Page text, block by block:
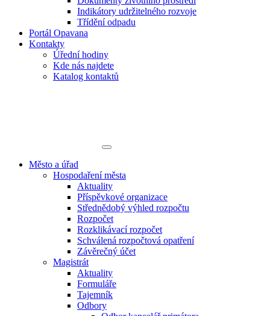
Indikátory udržitelného rozvoje
Třídění odpadu
Portál Opavana
Kontakty
Úřední hodiny
Kde nás najdete
Katalog kontaktů
Město a úřad
Hospodaření města
Aktuality
Příspěvkové organizace
Střednědobý výhled rozpočtu
Rozpočet
Rozklikávací rozpočet
Schválená rozpočtová opatření
Závěrečný účet
Magistrát
Aktuality
Formuláře
Tajemník
Odbory